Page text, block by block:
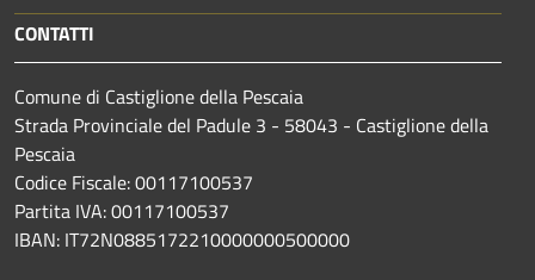
CONTATTI
Comune di Castiglione della Pescaia
Strada Provinciale del Padule 3 - 58043 - Castiglione della
Pescaia
Codice Fiscale: 00117100537
Partita IVA: 00117100537
IBAN: IT72N0885172210000000500000